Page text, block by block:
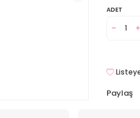
ADET
Paylaş